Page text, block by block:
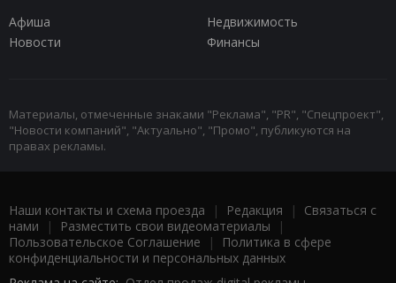
Афиша
Недвижимость
Новости
Финансы
Материалы, отмеченные знаками "Реклама", "PR", "Спецпроект",
"Новости компаний", "Актуально", "Промо", публикуются на
правах рекламы.
Наши контакты и схема проезда | Редакция | Связаться с
нами | Разместить свои видеоматериалы |
Пользовательское Соглашение |
Политика в сфере
конфиденциальности и персональных данных